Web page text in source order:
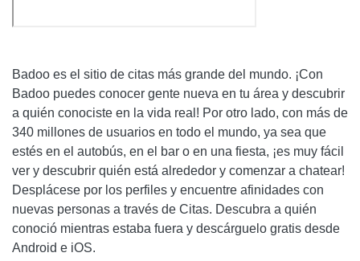
Badoo es el sitio de citas más grande del mundo. ¡Con
Badoo puedes conocer gente nueva en tu área y descubrir
a quién conociste en la vida real! Por otro lado, con más de
340 millones de usuarios en todo el mundo, ya sea que
estés en el autobús, en el bar o en una fiesta, ¡es muy fácil
ver y descubrir quién está alrededor y comenzar a chatear!
Desplácese por los perfiles y encuentre afinidades con
nuevas personas a través de Citas. Descubra a quién
conoció mientras estaba fuera y descárguelo gratis desde
Android e iOS.